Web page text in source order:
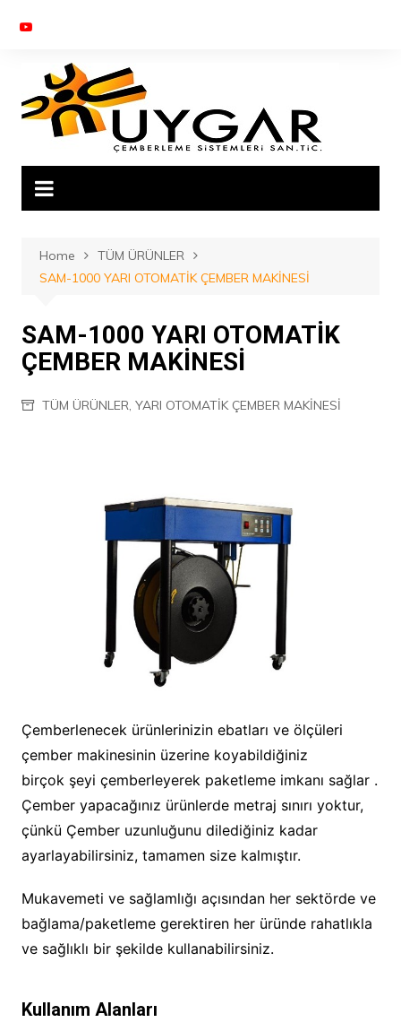
Home
TÜM ÜRÜNLER
SAM-1000 YARI OTOMATİK ÇEMBER MAKİNESİ
SAM-1000 YARI OTOMATİK
ÇEMBER MAKİNESİ
TÜM ÜRÜNLER, YARI OTOMATİK ÇEMBER MAKİNESİ
Çemberlenecek ürünlerinizin ebatları ve ölçüleri
çember makinesinin üzerine koyabildiğiniz
birçok şeyi çemberleyerek paketleme imkanı sağlar .
Çember yapacağınız ürünlerde metraj sınırı yoktur,
çünkü Çember uzunluğunu dilediğiniz kadar
ayarlayabilirsiniz, tamamen size kalmıştır.
Mukavemeti ve sağlamlığı açısından her sektörde ve
bağlama/paketleme gerektiren her üründe rahatlıkla
ve sağlıklı bir şekilde kullanabilirsiniz.
Kullanım Alanları